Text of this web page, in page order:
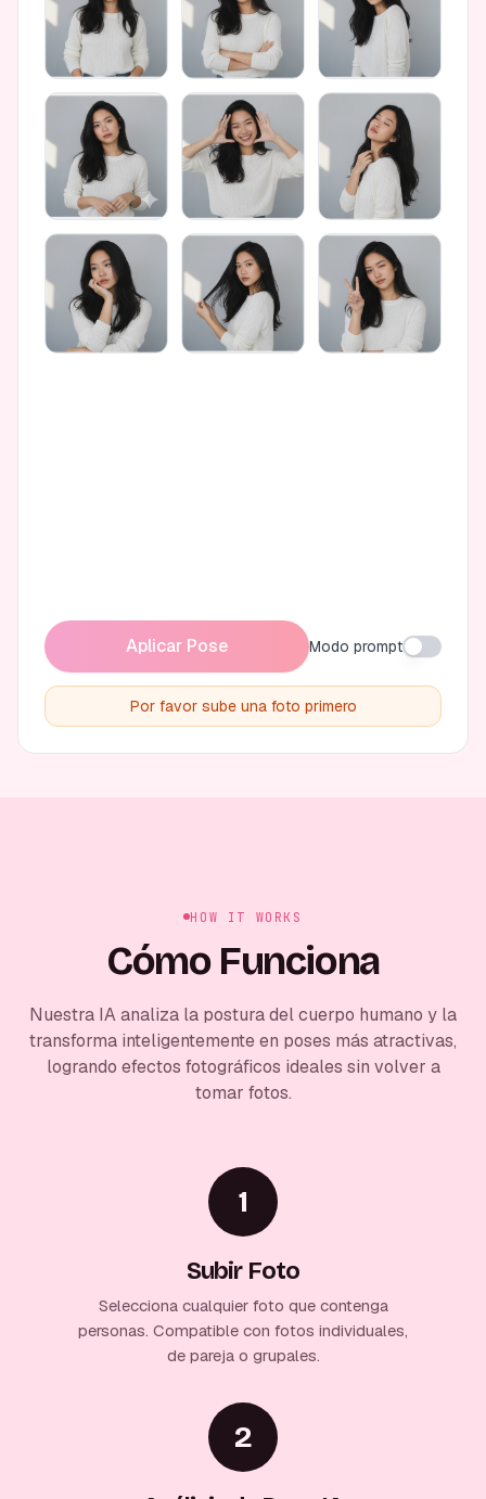
Aplicar Pose Modo prompt
Por favor sube una foto primero
HOW IT WORKS
Cómo Funciona
Nuestra IA analiza la postura del cuerpo humano y la
transforma inteligentemente en poses más atractivas,
logrando efectos fotográficos ideales sin volver a
tomar fotos.
1
Subir Foto
Selecciona cualquier foto que contenga
personas. Compatible con fotos individuales,
de pareja o grupales.
2